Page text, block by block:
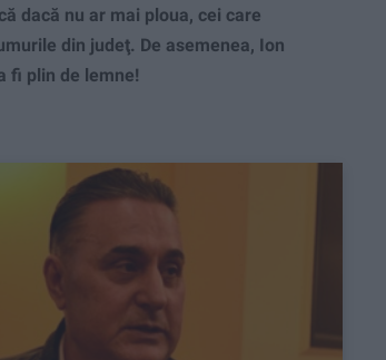
dacă nu ar mai ploua, cei care
din judeţ. De asemenea, Ion
fi plin de lemne!